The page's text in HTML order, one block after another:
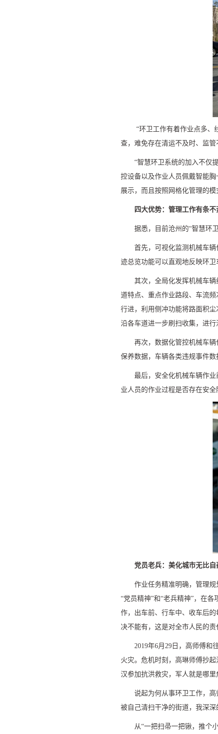
“环卫工作有着作业点多、
查，难免存在清运不及时、监
“智慧环卫系统的加入不仅
控设备以及作业人员佩戴智能
展示，而且按照网格化管理的
四大优势：管理工作有条不
据悉，目前沧州的“智慧环
首先，可视化监测机械车
迹总览功能可以直观地反映环
其次，全局化发挥机械车
道特点、重点作业路段、车流
行进，利用侧冲功能将路面积
沿各车道进一步刷扫收集，进行
再次，数据化管控机械车
保养数据，车辆各类违规事件
最后，安全化机械车辆作
业人员的作业过程是否存在安
党员老兵：美化城市无比自
作业任务精准明确，管理规
“党员精神”和“老兵精神”，在各
作，出车前、行车中、收车后
决不能有，这是对全市人民的责
2019年6月 29日，高师傅和
火灾。危机时刻，高琳师傅抄
汉参加抗洪救灾，军人就是哪
说起为何从事环卫工作，高
被自己清扫干净的街道，我深
从“一把扫帚一把锹，推个